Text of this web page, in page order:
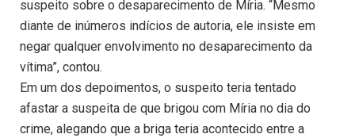
suspeito sobre o desaparecimento de Míria. “Mesmo
diante de inúmeros indícios de autoria, ele insiste em
negar qualquer envolvimento no desaparecimento da
vítima”, contou.
Em um dos depoimentos, o suspeito teria tentado
afastar a suspeita de que brigou com Míria no dia do
crime, alegando que a briga teria acontecido entre a